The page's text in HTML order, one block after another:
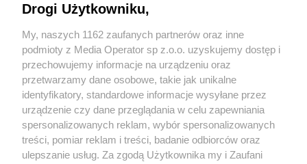
Wydawca mediówlokalnych
Nie zapomnij
zapoznać się z:
polityką prywatności regulamin korzystania z portali
Twojemiasto Skontaktuj się z nami
Drogi Użytkowniku,
My, naszych 1162 zaufanych partnerów oraz inne
podmioty z Media Operator sp z.o.o. uzyskujemy dostęp i
przechowujemy informacje na urządzeniu oraz
przetwarzamy dane osobowe, takie jak unikalne
identyfikatory, standardowe informacje wysyłane przez
urządzenie czy dane przeglądania w celu zapewniania
spersonalizowanych reklam, wybór spersonalizowanych
treści, pomiar reklam i treści, badanie odbiorców oraz
ulepszanie usług. Za zgodą Użytkownika my i Zaufani